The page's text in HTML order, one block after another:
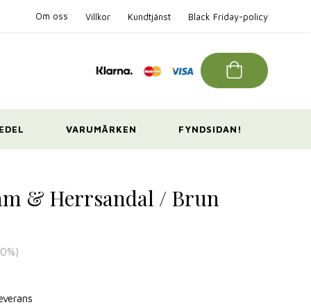
Om oss Villkor Kundtjänst Black Friday-policy
VARUMÄRKEN FYNDSIDAN!
& Herrsandal / Brun
%)